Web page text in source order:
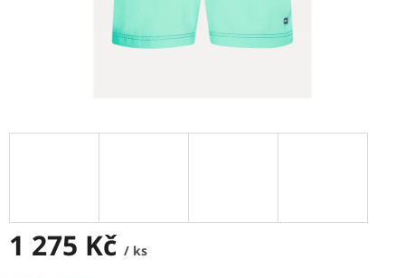
1 275 Kč / ks